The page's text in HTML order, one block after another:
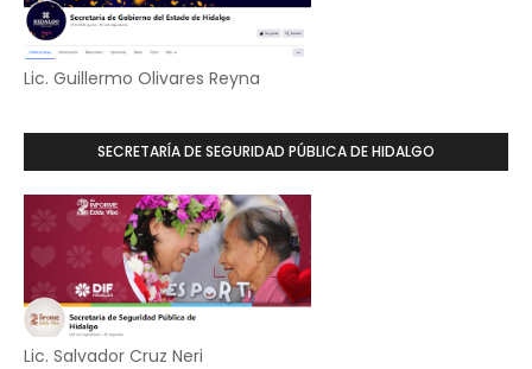
Lic. Guillermo Olivares Reyna
SECRETARÍA DE SEGURIDAD PÚBLICA DE HIDALGO
Lic. Salvador Cruz Neri